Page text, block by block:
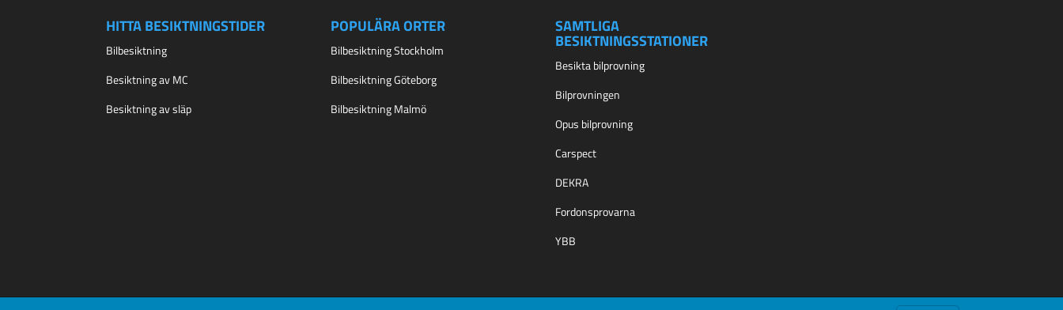
HITTA BESIKTNINGSTIDER
Bilbesiktning
Besiktning av MC
Besiktning av släp
POPULÄRA ORTER
Bilbesiktning Stockholm
Bilbesiktning Göteborg
Bilbesiktning Malmö
SAMTLIGA
BESIKTNINGSSTATIONER
Besikta bilprovning
Bilprovningen
Opus bilprovning
Carspect
DEKRA
Fordonsprovarna
YBB